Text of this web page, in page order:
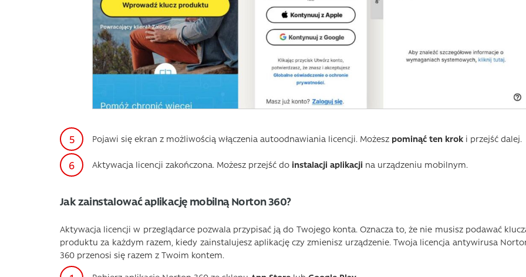
Pojawi się ekran z możliwością włączenia autoodnawiania licencji. Możesz pominąć ten krok i przejść dalej.
Aktywacja licencji zakończona. Możesz przejść do instalacji aplikacji na urządzeniu mobilnym.
Jak zainstalować aplikację mobilną Norton 360?
Aktywacja licencji w przeglądarce pozwala przypisać ją do Twojego konta. Oznacza to, że nie musisz podawać
produktu za każdym razem, kiedy zainstalujesz aplikację czy zmienisz urządzenie. Twoja licencja antywirusa
360 przenosi się razem z Twoim kontem.